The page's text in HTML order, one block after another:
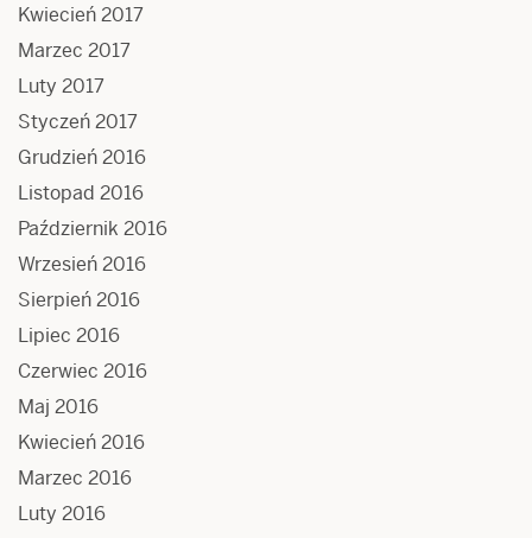
Kwiecień 2017
Marzec 2017
Luty 2017
Styczeń 2017
Grudzień 2016
Listopad 2016
Październik 2016
Wrzesień 2016
Sierpień 2016
Lipiec 2016
Czerwiec 2016
Maj 2016
Kwiecień 2016
Marzec 2016
Luty 2016